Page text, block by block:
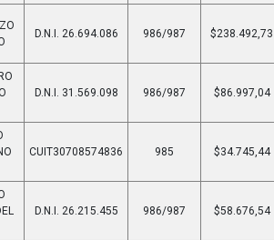
D.N.I. 26.694.086 986/987 $238.492,73
D.N.I. 31.569.098 986/987 $86.997,04
CUIT30708574836 985 $34.745,44
D.N.I. 26.215.455 986/987 $58.676,54